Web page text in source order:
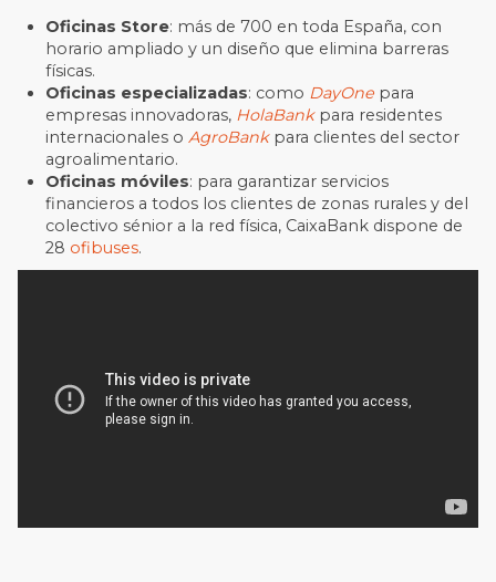
Oficinas Store: más de 700 en toda España, con
horario ampliado y un diseño que elimina barreras
físicas.
Oficinas especializadas: como DayOne para
empresas innovadoras, HolaBankpara residentes
internacionales oAgroBankpara clientes del sector
agroalimentario.
Oficinas móviles: para garantizar servicios
financieros a todos los clientes de zonas rurales y del
colectivo sénior a la red física, CaixaBank dispone de
28 ofibuses.